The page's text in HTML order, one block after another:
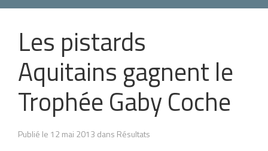
Les pistards
Aquitains gagnent le
Trophée Gaby Coche
Publié le 12 mai 2013 dans Résultats